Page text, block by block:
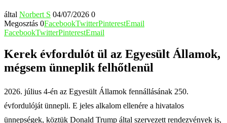
által Norbert S 04/07/2026 0
Megosztás 0FacebookTwitterPinterestEmail
FacebookTwitterPinterestEmail
Kerek évfordulót ül az Egyesült Államok,
mégsem ünneplik felhőtlenül
2026. július 4-én az Egyesült Államok fennállásának 250.
évfordulóját ünnepli. E jeles alkalom ellenére a hivatalos
ünnepségek, köztük Donald Trump által szervezett rendezvények is,